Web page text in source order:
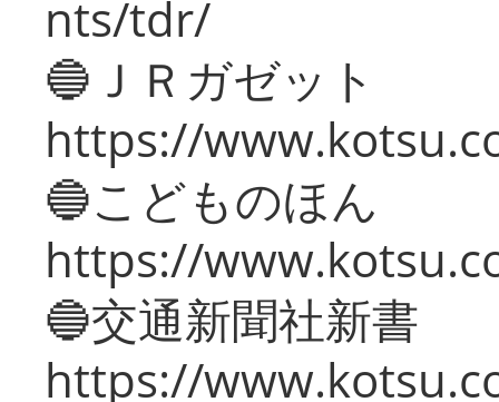
nts/tdr/
🔵ＪＲガゼット
https://
🔵こどものほん
https://
🔵交通新聞社新書
https://